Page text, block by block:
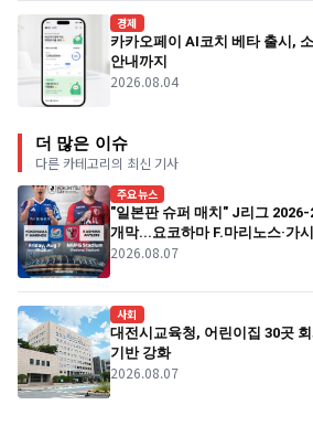
경제
카카오페이 AI코치 베타 출시,
안내까지
2026.08.04
더 많은 이슈
다른 카테고리의 최신 기사
주요뉴스
"일본판 슈퍼 매치" J리그
개막...요코하마 F.마리노스·가
경기
2026.08.07
사회
대전시교육청, 어린이집 30곳
기반 강화
2026.08.07